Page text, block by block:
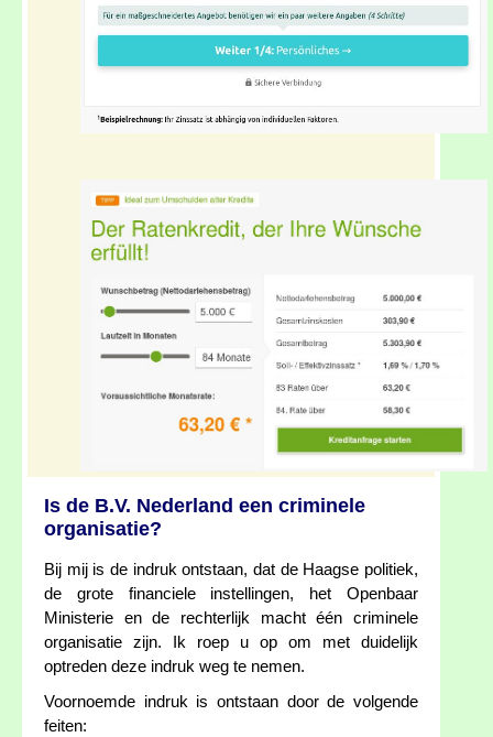
Is de B.V. Nederland een criminele
organisatie?
Bij mij is de indruk ontstaan, dat de Haagse politiek,
de grote financiele instellingen, het Openbaar
Ministerie en de rechterlijk macht één criminele
organisatie zijn. Ik roep u op om met duidelijk
optreden deze indruk weg te nemen.
Voornoemde indruk is ontstaan door de volgende
feiten: